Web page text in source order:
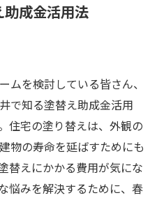
成金活用法
ムを検討している皆さん、
で知る塗替え助成金活用
住宅の塗り替えは、外観の
物の寿命を延ばすためにも
替えにかかる費用が気にな
悩みを解決するために、春